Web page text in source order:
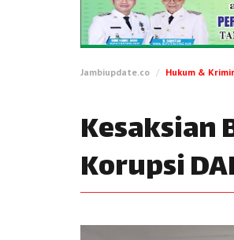
Jambiupdate.co Hukum &
Kesaksian
Korupsi